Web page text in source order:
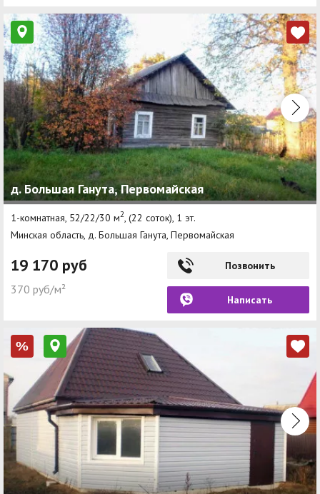
д. Большая Ганута, Первомайская
1-комнатная, 52/22/30 м2, (22 соток), 1 эт.
Минская область, д. Большая Ганута, Первомайская
19 170 руб
370 руб/м²
Позвонить
Написать
%